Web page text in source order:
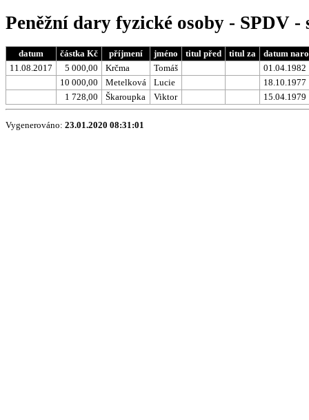
Peněžní dary fyzické osoby - SPDV -
datum částka Kč příjmení jméno titul před titul za
datum
11.08.2017
5 000,00 Krčma Tomáš
01.04.1982
10 000,00
Metelková Lucie
18.10.1977
1 728,00
Škaroupka Viktor 15.04.1979
Vygenerováno: 23.01.2020 08:31:01